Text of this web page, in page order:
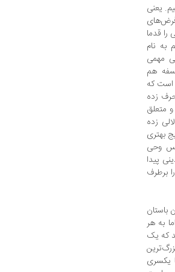
یعنی
قدما
به نام
مهمی
هم
است که
زده
متعلق
زده
بهتری
وحی
پیدا
برطرف
باستان
به هر
که یک
یکسری